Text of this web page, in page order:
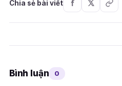
Chia sẻ bài viết
Bình luận 0